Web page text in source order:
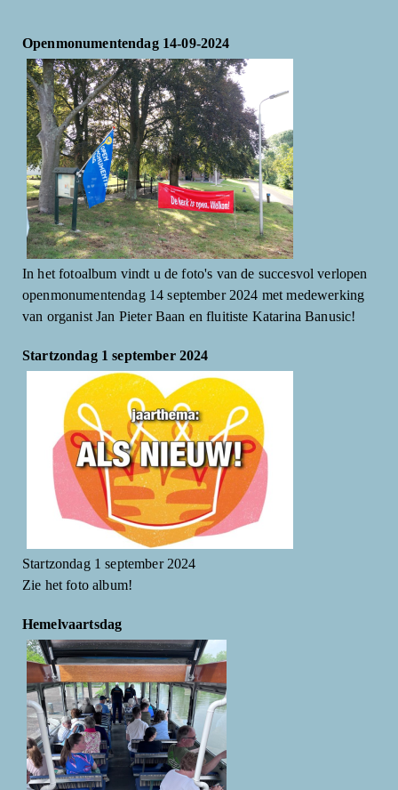
Openmonumentendag 14-09-2024
In het fotoalbum vindt u de foto's van de succesvol verlopen
openmonumentendag 14 september 2024 met medewerking
van organist Jan Pieter Baan en fluitiste Katarina Banusic!
Startzondag 1 september 2024
Startzondag 1 september 2024
Zie het foto album!
Hemelvaartsdag